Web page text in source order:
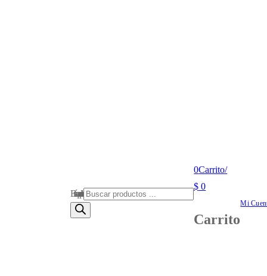
Búsqueda de productos
0Carrito/
$ 0
Carrito
Mi